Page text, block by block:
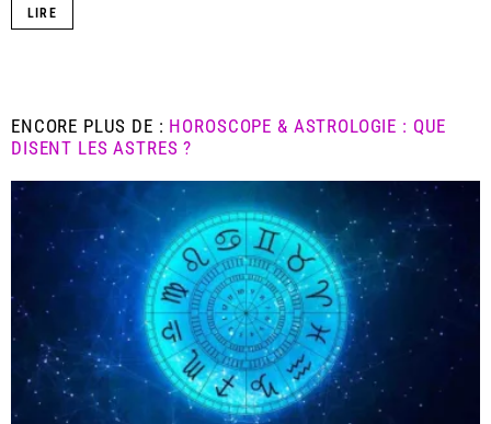
LIRE
ENCORE PLUS DE : HOROSCOPE & ASTROLOGIE : QUE
DISENT LES ASTRES ?